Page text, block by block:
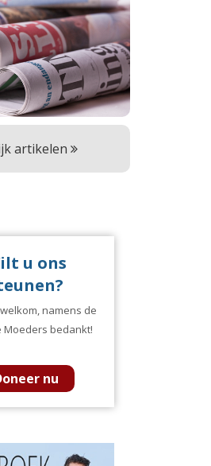
artikelen
u ons
namens de
Moeders bedankt!
nu